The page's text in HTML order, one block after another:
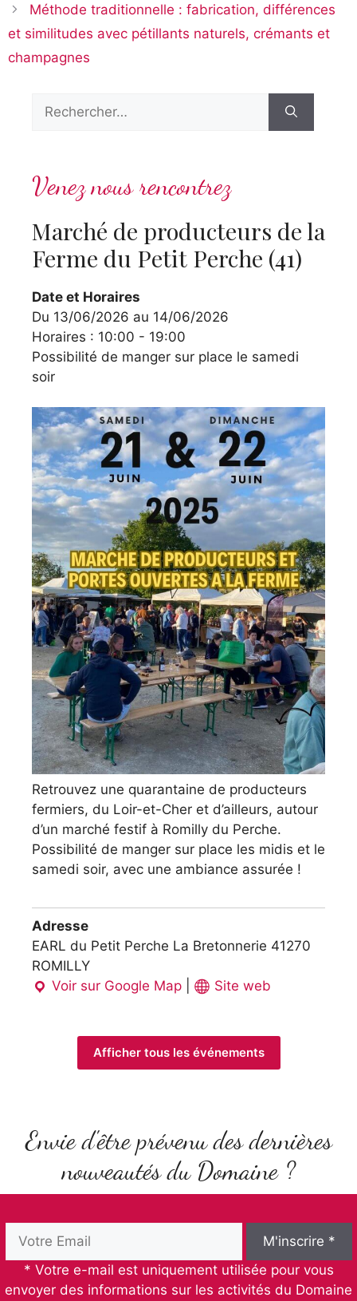
Méthode traditionnelle : fabrication, différences
et similitudes avec pétillants naturels, crémants et
champagnes
Venez nous rencontrez
Marché de producteurs de la
Ferme du Petit Perche (41)
Date et Horaires
Du 13/06/2026 au 14/06/2026
Horaires : 10:00 - 19:00
Possibilité de manger sur place le samedi
soir
Retrouvez une quarantaine de producteurs
fermiers, du Loir-et-Cher et d’ailleurs, autour
d’un marché festif à Romilly du Perche.
Possibilité de manger sur place les midis et le
samedi soir, avec une ambiance assurée !
Adresse
EARL du Petit Perche La Bretonnerie 41270
ROMILLY
Voir sur Google Map
Site web
Afficher tous les événements
Envie d'être prévenu des dernières
nouveautés du Domaine ?
* Votre e-mail est uniquement utilisée pour vous
envoyer des informations sur les activités du Domaine